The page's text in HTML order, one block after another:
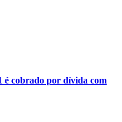
é cobrado por dívida com